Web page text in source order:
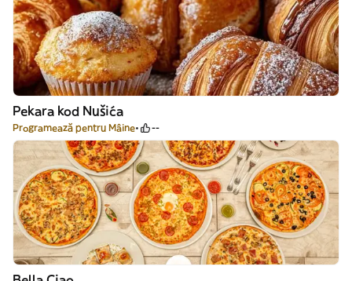
Pekara kod Nušića
Programează pentru Mâine --